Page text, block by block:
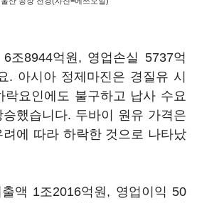
조8944억원, 영업손실 5737억
. 아시아 정제마진은 경질유 시
락요인에도 불구하고 납사 수요
했습니다. 두바이 원유 가격은
에 따라 하락한 것으로 나타났
액 1조2016억원, 영업이익 50